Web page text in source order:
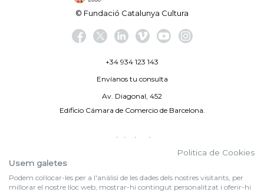
© Fundació Catalunya Cultura
+34 934 123 143
Envíanos tu consulta
Av. Diagonal, 452
Edificio Cámara de Comercio de Barcelona.
Aviso legal
By 100X100NET
Politica de Cookies
Usem galetes
Podem col·locar-les per a l'anàlisi de les dades dels nostres visitants, per
millorar el nostre lloc web, mostrar-hi contingut personalitzat i oferir-hi